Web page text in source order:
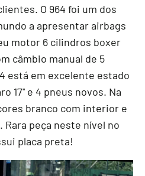
O 964 foi um dos
a apresentar airbags
motor 6 cilindros boxer
câmbio manual de 5
está em excelente estado
17'' e 4 pneus novos. Na
branco com interior e
Rara peça neste nível no
placa preta!